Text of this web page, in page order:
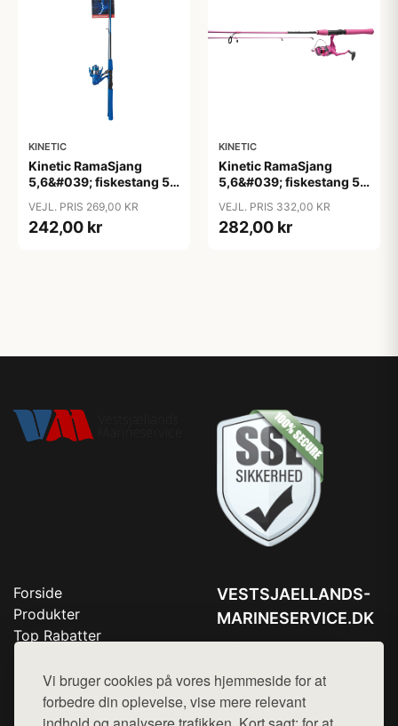
Vi bruger cookies på vores hjemmeside for at
forbedre din oplevelse, vise mere relevant
KINETIC
Kinetic RamaSjang
5,6&#039; fiskestang 5-
VEJL. PRIS 269,00 KR
242,00 kr
KINETIC
Kinetic RamaSjang
5,6&#039; fiskestang 5-
VEJL. PRIS 332,00 KR
282,00 kr
Forside
Produkter
Top Rabatter
Kontakt
VESTSJAELLANDS-
MARINESERVICE.DK
Mail:hej@want.dk
Cookie- og privatlivspolitik